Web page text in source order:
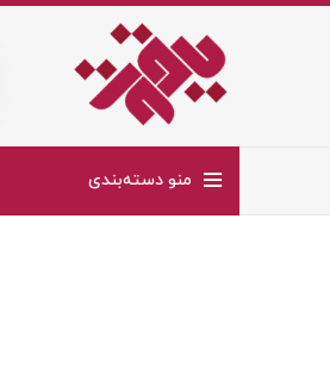
منو دسته‌بندی